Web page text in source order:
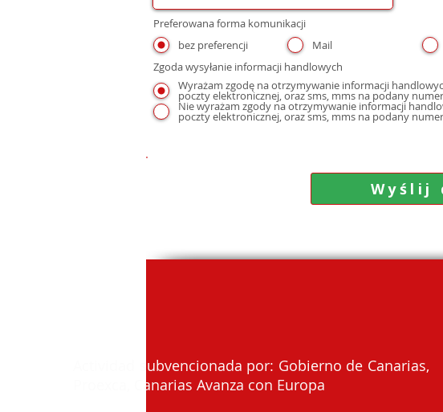
Preferowana forma komunikacji
bez preferencji
Mail
Zgoda wysyłanie informacji handlowych
Wyrażam zgodę na otrzymywanie informacji
Nie wyrażam zgody na otrzymywanie informacji
poczty elektronicznej, oraz sms, mms na podany
Wyślij
Actividad subvencionada por: Gobierno de Canarias,
Proexca, Canarias Avanza con Europa